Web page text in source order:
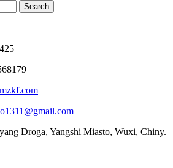
Droga, Yangshi Miasto, Wuxi, Chiny.